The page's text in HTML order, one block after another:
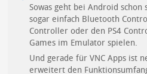
Sowas geht bei Android schon
sogar einfach Bluetooth
Controller oder den PS4
Games im Emulator spielen.
Und gerade für VNC Apps ist
erweitert den